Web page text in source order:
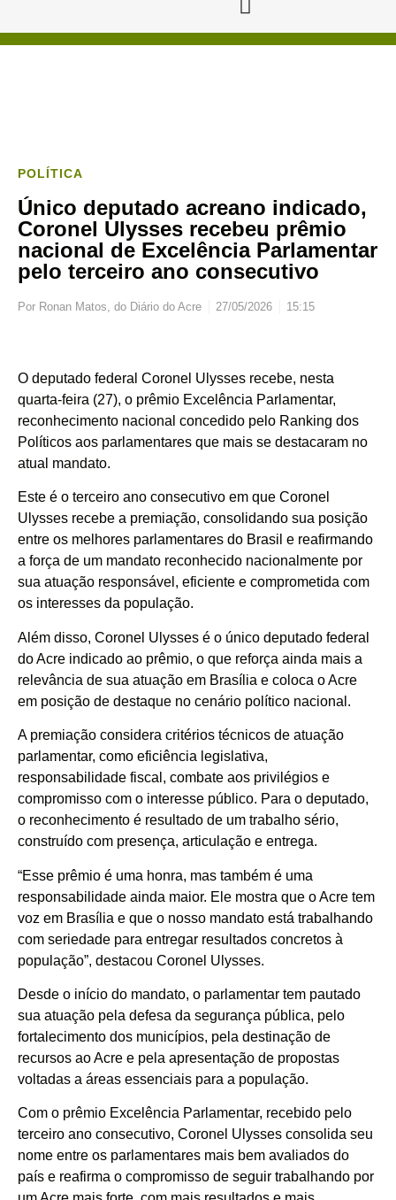
POLÍTICA
Único deputado acreano indicado,
Coronel Ulysses recebeu prêmio
nacional de Excelência Parlamentar
pelo terceiro ano consecutivo
Por Ronan Matos, do Diário do Acre 27/05/2026 15:15
O deputado federal Coronel Ulysses recebe, nesta
quarta-feira (27), o prêmio Excelência Parlamentar,
reconhecimento nacional concedido pelo Ranking dos
Políticos aos parlamentares que mais se destacaram no
atual mandato.
Este é o terceiro ano consecutivo em que Coronel
Ulysses recebe a premiação, consolidando sua posição
entre os melhores parlamentares do Brasil e reafirmando
a força de um mandato reconhecido nacionalmente por
sua atuação responsável, eficiente e comprometida com
os interesses da população.
Além disso, Coronel Ulysses é o único deputado federal
do Acre indicado ao prêmio, o que reforça ainda mais a
relevância de sua atuação em Brasília e coloca o Acre
em posição de destaque no cenário político nacional.
A premiação considera critérios técnicos de atuação
parlamentar, como eficiência legislativa,
responsabilidade fiscal, combate aos privilégios e
compromisso com o interesse público. Para o deputado,
o reconhecimento é resultado de um trabalho sério,
construído com presença, articulação e entrega.
“Esse prêmio é uma honra, mas também é uma
responsabilidade ainda maior. Ele mostra que o Acre tem
voz em Brasília e que o nosso mandato está trabalhando
com seriedade para entregar resultados concretos à
população”, destacou Coronel Ulysses.
Desde o início do mandato, o parlamentar tem pautado
sua atuação pela defesa da segurança pública, pelo
fortalecimento dos municípios, pela destinação de
recursos ao Acre e pela apresentação de propostas
voltadas a áreas essenciais para a população.
Com o prêmio Excelência Parlamentar, recebido pelo
terceiro ano consecutivo, Coronel Ulysses consolida seu
nome entre os parlamentares mais bem avaliados do
país e reafirma o compromisso de seguir trabalhando por